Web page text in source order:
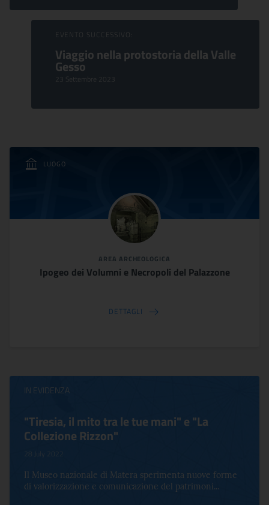
EVENTO SUCCESSIVO:
Viaggio nella protostoria della Valle
Gesso
23 Settembre 2023
LUOGO
AREA ARCHEOLOGICA
Ipogeo dei Volumni e Necropoli del Palazzone
DETTAGLI
IN EVIDENZA
"Tiresia, il mito tra le tue mani" e "La
Collezione Rizzon"
28 July 2022
Il Museo nazionale di Matera sperimenta nuove forme
di valorizzazione e comunicazione del patrimoni...